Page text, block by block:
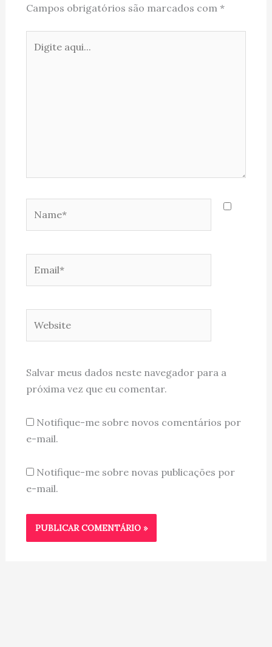
Campos obrigatórios são marcados com *
aqui...
Salvar meus dados neste navegador para a
próxima vez que eu comentar.
Notifique-me sobre novos comentários por
e-mail.
Notifique-me sobre novas publicações por
e-mail.